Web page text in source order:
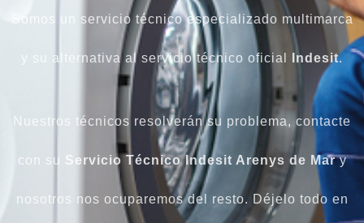
Somos un servicio técnico especializado multimarca
y su alternativa al servicio técnico oficial Indesit.
Nuestros técnicos resolverán su problema, contacte
con su Servicio Técnico Indesit Arenys de Mary
nosotros nos ocuparemos del resto. Déjelo todo en